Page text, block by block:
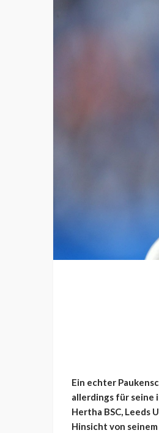
Ein echter
allerdings für seine
Hertha BSC, Leeds
Hinsicht von